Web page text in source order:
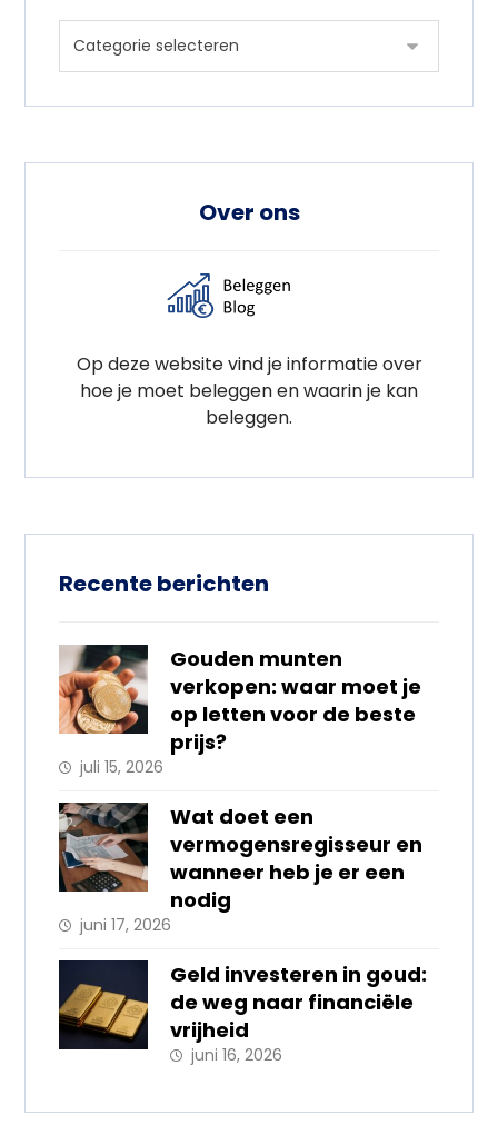
Over ons
Op deze website vind je informatie over
hoe je moet beleggen en waarin je kan
beleggen.
Recente berichten
Gouden munten
verkopen: waar moet je
op letten voor de beste
prijs?
juli 15, 2026
Wat doet een
vermogensregisseur en
wanneer heb je er een
nodig
juni 17, 2026
Geld investeren in goud:
de weg naar financiële
vrijheid
juni 16, 2026